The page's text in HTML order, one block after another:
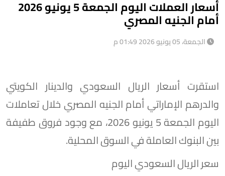
أسعار العملات اليوم الجمعة 5 يونيو 2026
أمام الجنيه المصري
الجمعة، 05 يونيو 2026 01:49 م
استقرت أسعار الريال السعودي والدينار الكويتي
والدرهم الإماراتي أمام الجنيه المصري خلال تعاملات
اليوم الجمعة 5 يونيو 2026، مع وجود فروق طفيفة
بين البنوك العاملة في السوق المحلية.
سعر الريال السعودي اليوم